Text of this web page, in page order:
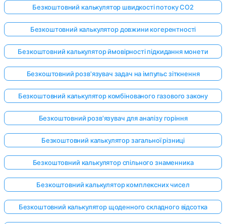
Безкоштовний калькулятор швидкості потоку CO2
Безкоштовний калькулятор довжини когерентності
Безкоштовний калькулятор ймовірності підкидання монети
Безкоштовний розв'язувач задач на імпульс зіткнення
Безкоштовний калькулятор комбінованого газового закону
Безкоштовний розв'язувач для аналізу горіння
Безкоштовний калькулятор загальної різниці
Безкоштовний калькулятор спільного знаменника
Безкоштовний калькулятор комплексних чисел
Безкоштовний калькулятор щоденного складного відсотка